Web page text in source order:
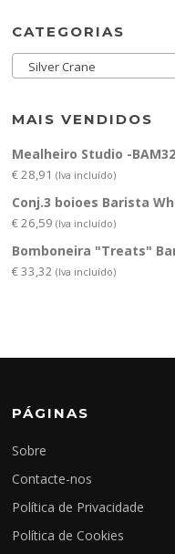
CATEGORIAS
Silver Crane
MAIS VENDIDOS
Mealheiro Studio -
€28,91 (Iva incluído)
Conj.3 boioes Barista
€26,59 (Iva incluído)
Bomboneira "Treats"
€33,32 (Iva incluído)
PÁGINAS
Sobre
Contacte-nos
Política de Privacidade
Política de Cookies